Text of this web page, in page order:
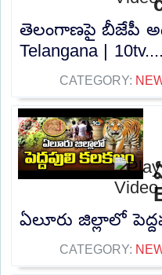
తెలంగాణపై బీజేపీ
Telangana |
CATEGORY:
ఏలూరు జిల్లాలో
CATEGORY: